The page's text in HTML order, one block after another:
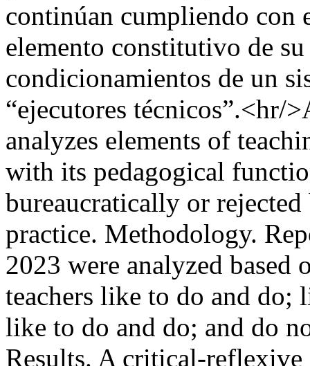
continúan cumpliendo con
elemento constitutivo de
condicionamientos de un
“ejecutores técnicos”.<hr/
analyzes elements of
with its pedagogical
bureaucratically or
practice. Methodology.
2023 were analyzed
teachers like to do and do;
like to do and do; and do
Results. A critical-reflexive